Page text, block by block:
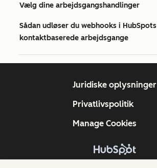
Vælg dine arbejdsgangshandlinger
Sådan udløser du webhooks i HubSpots
kontaktbaserede arbejdsgange
Juridiske oplysninger
Privatlivspolitik
Manage Cookies